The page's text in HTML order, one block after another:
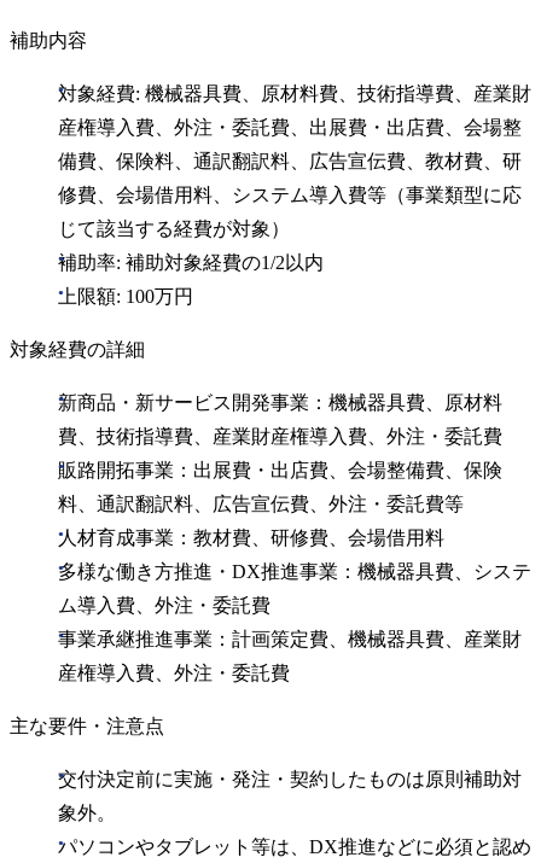
補助内容
対象経費: 機械器具費、原材料費、技術指導費、産業財
産権導入費、外注・委託費、出展費・出店費、会場整
備費、保険料、通訳翻訳料、広告宣伝費、教材費、研
修費、会場借用料、システム導入費等（事業類型に応
じて該当する経費が対象）
補助率: 補助対象経費の1/2以内
上限額: 100万円
対象経費の詳細
新商品・新サービス開発事業：機械器具費、原材料
費、技術指導費、産業財産権導入費、外注・委託費
販路開拓事業：出展費・出店費、会場整備費、保険
料、通訳翻訳料、広告宣伝費、外注・委託費等
人材育成事業：教材費、研修費、会場借用料
多様な働き方推進・DX推進事業：機械器具費、システ
ム導入費、外注・委託費
事業承継推進事業：計画策定費、機械器具費、産業財
産権導入費、外注・委託費
主な要件・注意点
交付決定前に実施・発注・契約したものは原則補助対
象外。
パソコンやタブレット等は、DX推進などに必須と認め